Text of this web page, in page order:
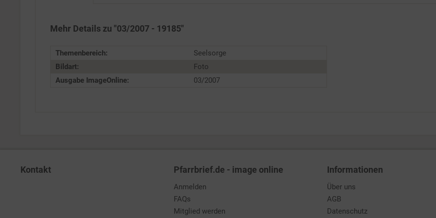
Mehr Details zu "03/2007 - 19185"
Themenbereich:
Seelsorge
Bildart:
Foto
Ausgabe ImageOnline:
03/2007
Kontakt Pfarrbrief.de - image online
Anmelden
FAQs
Mitglied werden
Informationen
Über uns
AGB
Datenschutz
Service